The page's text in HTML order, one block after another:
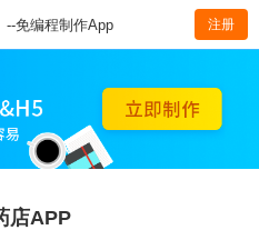
--免编程制作App 注册
店APP